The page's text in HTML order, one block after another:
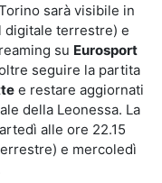
sarà visibile in
digitale terrestre) e
su Eurosport
seguire la partita
e restare aggiornati
della Leonessa. La
alle ore 22.15
e mercoledì